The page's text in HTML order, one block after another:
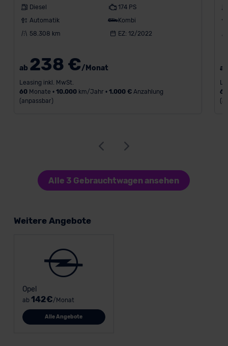
Diesel
174 PS
Automatik
Kombi
58.308 km
EZ: 12/2022
ab 238 €/Monat
Leasing inkl. MwSt.
60Monate • 10.000km/Jahr • 1.000 €Anzahlung
(anpassbar)
60
Alle 3 Gebrauchtwagen ansehen
Weitere Angebote
Opel
ab 142€/Monat
Alle Angebote